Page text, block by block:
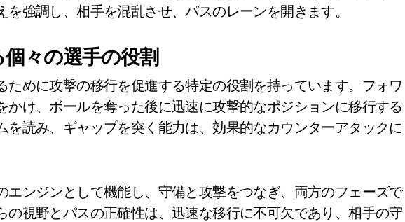
強調し、相手を混乱させ、パスのレーンを開きます。
々の選手の役割
ために攻撃の移行を促進する特定の役割を持っています。フォワ
かけ、ボールを奪った後に迅速に攻撃的なポジションに移行する
を読み、ギャップを突く能力は、効果的なカウンターアタックに
エンジンとして機能し、守備と攻撃をつなぎ、両方のフェーズで
の視野とパスの正確性は、迅速な移行に不可欠であり、相手の守